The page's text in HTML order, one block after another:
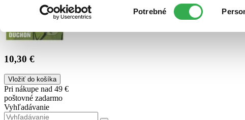
súhlasu
Potrebné
10,30 €
Vložiť do košíka
Pri nákupe nad 49 €
poštovné zadarmo
Vyhľadávanie